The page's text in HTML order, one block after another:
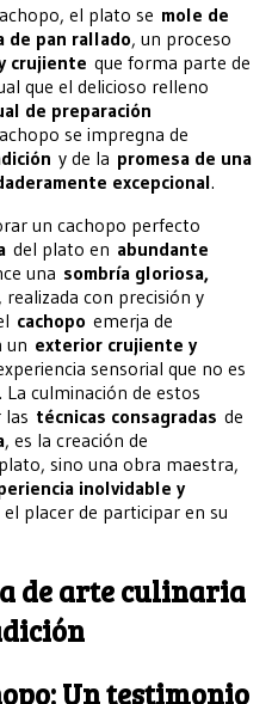
el plato se mole de
de pan rallado, un proceso
crujiente que forma parte de
que el delicioso relleno
de preparación
se impregna de
y de la promesa de una
excepcional.
un cachopo perfecto
del plato en abundante
una sombría gloriosa,
con precisión y
cachopo emerja de
un exterior crujiente y
sensorial que no es
culminación de estos
las técnicas consagradas de
, es la creación de
sino una obra maestra,
inolvidable y
placer de participar en su
de arte culinaria
Un testimonio